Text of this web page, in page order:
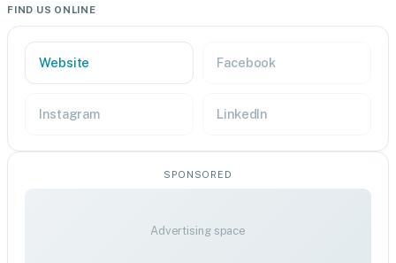
FIND US ONLINE
Website Facebook
Instagram LinkedIn
SPONSORED
Advertising space